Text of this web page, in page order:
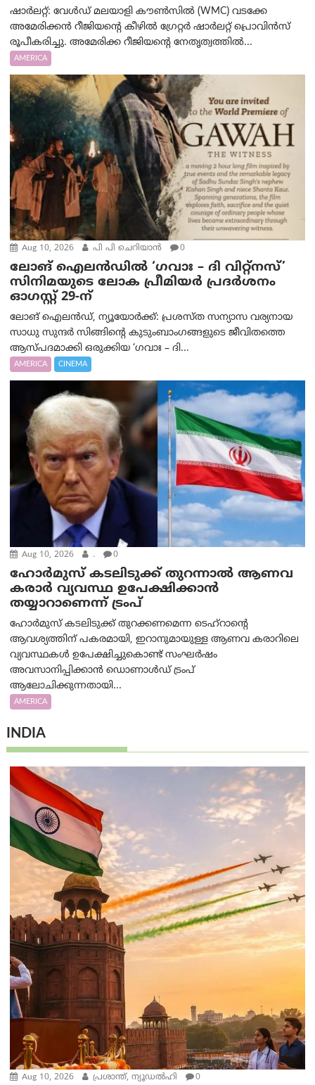
ഷാർലറ്റ്: വേൾഡ് മലയാളി കൗൺസിൽ (WMC) വടക്കേ
അമേരിക്കൻ റീജിയന്റെ കീഴിൽ ഗ്രേറ്റർ ഷാർലറ്റ് പ്രൊവിൻസ്
രൂപീകരിച്ചു. അമേരിക്ക റീജിയന്റെ നേതൃത്വത്തിൽ...
AMERICA
Aug 10, 2026 പി പി ചെറിയാൻ 0
ലോങ് ഐലൻഡിൽ ‘ഗവാഃ – ദി വിറ്റ്‌നസ്’
സിനിമയുടെ ലോക പ്രീമിയർ പ്രദർശനം
ഓഗസ്റ്റ് 29-ന്
ലോങ് ഐലൻഡ്, ന്യൂയോർക്ക്: പ്രശസ്ത സന്യാസ വര്യനായ
സാധു സുന്ദർ സിങ്ങിന്റെ കുടുംബാംഗങ്ങളുടെ ജീവിതത്തെ
ആസ്പദമാക്കി ഒരുക്കിയ ‘ഗവാഃ – ദി...
AMERICA CINEMA
Aug 10, 2026 . 0
ഹോർമുസ് കടലിടുക്ക് തുറന്നാൽ ആണവ
കരാർ വ്യവസ്ഥ ഉപേക്ഷിക്കാൻ
തയ്യാറാണെന്ന് ട്രം‌പ്
ഹോർമുസ് കടലിടുക്ക് തുറക്കണമെന്ന ടെഹ്‌റാന്റെ
ആവശ്യത്തിന് പകരമായി, ഇറാനുമായുള്ള ആണവ കരാറിലെ
വ്യവസ്ഥകൾ ഉപേക്ഷിച്ചുകൊണ്ട് സംഘർഷം
അവസാനിപ്പിക്കാൻ ഡൊണാൾഡ് ട്രംപ്
ആലോചിക്കുന്നതായി...
AMERICA
INDIA
Aug 10, 2026 പ്രശാന്ത്, ന്യൂഡല്‍ഹി 0